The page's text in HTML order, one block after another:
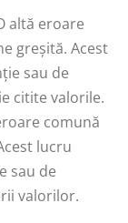
altă eroare
greșită. Acest
sau de
citite valorile.
comună
lucru
sau de
valorilor.